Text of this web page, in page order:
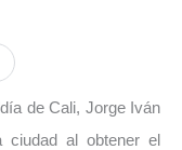
de Cali, Jorge Iván
al obtener el